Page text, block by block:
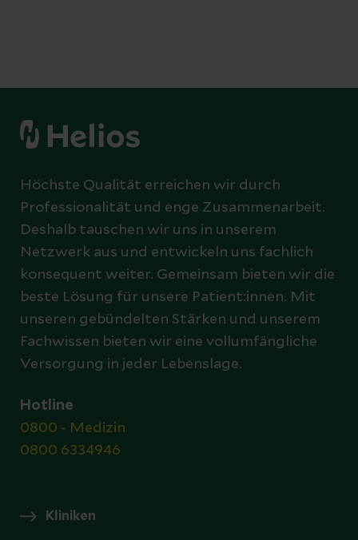
Höchste Qualität erreichen wir durch
Professionalität und enge Zusammenarbeit.
Deshalb tauschen wir uns in unserem
Netzwerk aus und entwickeln uns fachlich
konsequent weiter. Gemeinsam bieten wir die
beste Lösung für unsere Patient:innen. Mit
unseren gebündelten Stärken und unserem
Fachwissen bieten wir eine vollumfängliche
Versorgung in jeder Lebenslage.
Hotline
0800 - Medizin
0800 6334946
Kliniken